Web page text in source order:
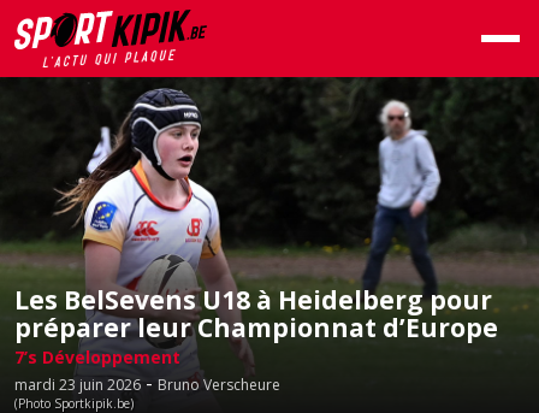
Les BelSevens U18 à Heidelberg pour
préparer leur Championnat d’Europe
7’s Développement
mardi 23 juin 2026 - Bruno Verscheure
(Photo Sportkipik.be)